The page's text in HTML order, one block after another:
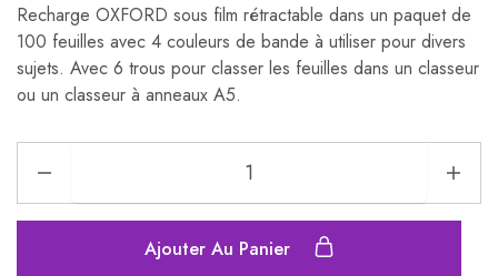
Recharge OXFORD sous film rétractable dans un paquet de
100 feuilles avec 4 couleurs de bande à utiliser pour divers
sujets. Avec 6 trous pour classer les feuilles dans un classeur
ou un classeur à anneaux A5.
Ajouter Au Panier